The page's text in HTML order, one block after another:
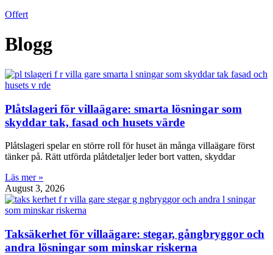
Offert
Blogg
Plåtslageri för villaägare: smarta lösningar som
skyddar tak, fasad och husets värde
Plåtslageri spelar en större roll för huset än många villaägare först
tänker på. Rätt utförda plåtdetaljer leder bort vatten, skyddar
Läs mer »
August 3, 2026
Taksäkerhet för villaägare: stegar, gångbryggor och
andra lösningar som minskar riskerna